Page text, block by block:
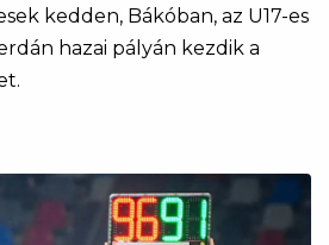
kedden, Bákóban, az U17-es
hazai pályán kezdik a